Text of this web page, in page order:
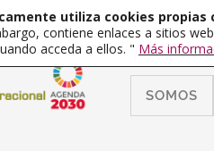
SOMOS
utiliza cookies
contiene enlaces a sitios
acceda a ellos. " Más